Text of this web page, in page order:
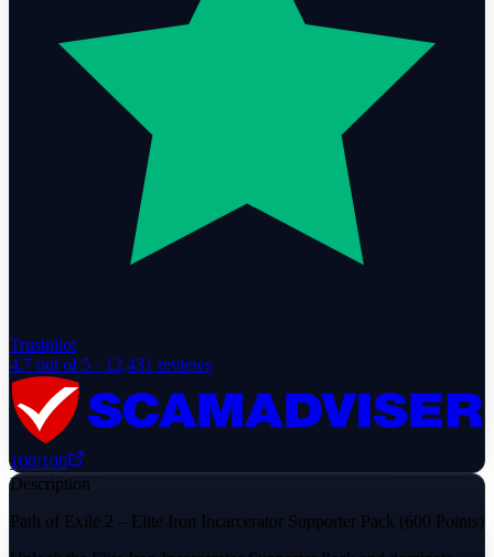
Trustpilot
4.7 out of 5 · 12,431 reviews
100/100
Description
Path of Exile 2 – Elite Iron Incarcerator Supporter Pack (600 Points)